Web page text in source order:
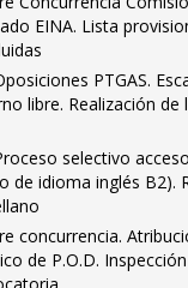
EINA. Lista
PTGAS.
libre. Realización de
selectivo
de idioma inglés B2).
concurrencia.
de P.O.D.